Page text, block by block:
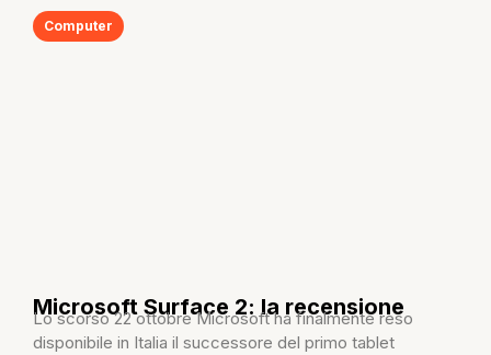
Computer
Microsoft Surface 2: la recensione
Lo scorso 22 ottobre Microsoft ha finalmente reso
disponibile in Italia il successore del primo tablet